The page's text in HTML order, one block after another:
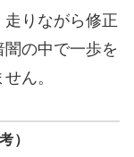
りながら修正
の中で一歩を
ん。
）